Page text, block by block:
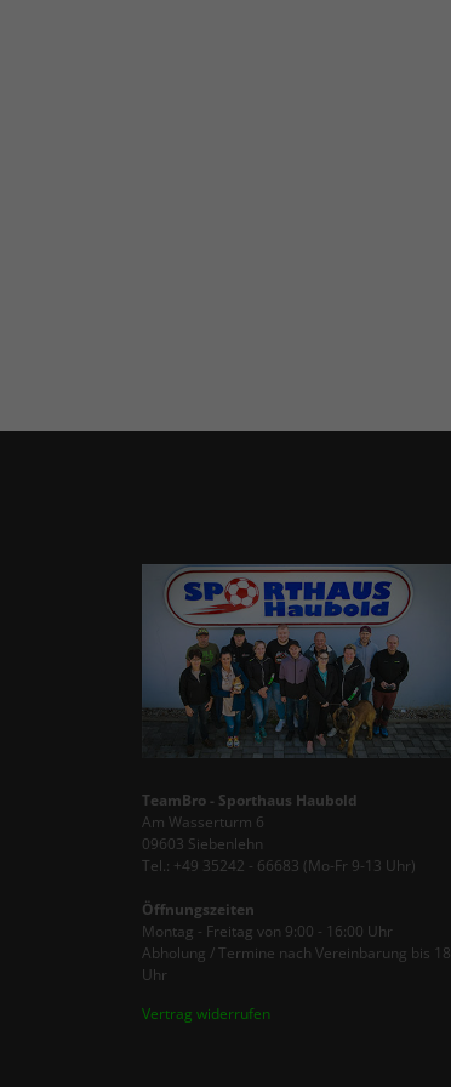
TeamBro - Sporthaus Haubold
Am Wasserturm 6
09603 Siebenlehn
Tel.: +49 35242 - 66683 (Mo-Fr 9-13 Uhr)
Öffnungszeiten
Montag - Freitag von 9:00 - 16:00 Uhr
Abholung / Termine nach Vereinbarung bis 18
Uhr
Vertrag widerrufen